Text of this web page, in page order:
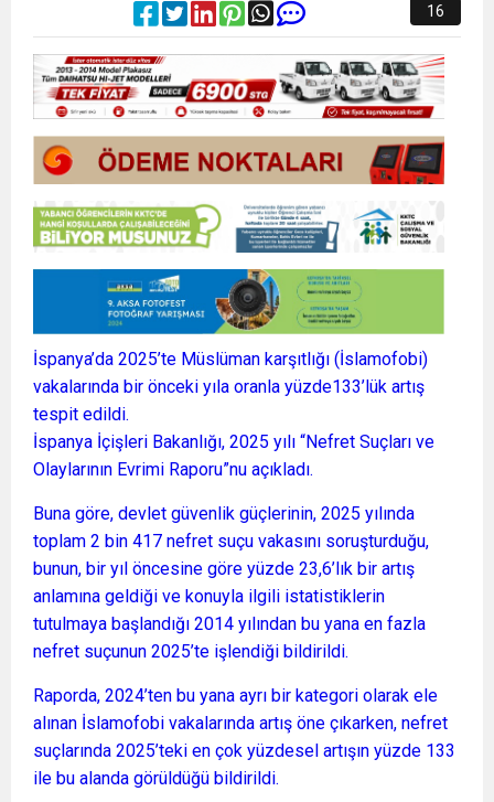
16
İspanya’da 2025’te Müslüman karşıtlığı (İslamofobi)
vakalarında bir önceki yıla oranla yüzde133’lük artış
tespit edildi.
İspanya İçişleri Bakanlığı, 2025 yılı “Nefret Suçları ve
Olaylarının Evrimi Raporu”nu açıkladı.
Buna göre, devlet güvenlik güçlerinin, 2025 yılında
toplam 2 bin 417 nefret suçu vakasını soruşturduğu,
bunun, bir yıl öncesine göre yüzde 23,6’lık bir artış
anlamına geldiği ve konuyla ilgili istatistiklerin
tutulmaya başlandığı 2014 yılından bu yana en fazla
nefret suçunun 2025’te işlendiği bildirildi.
Raporda, 2024’ten bu yana ayrı bir kategori olarak ele
alınan İslamofobi vakalarında artış öne çıkarken, nefret
suçlarında 2025’teki en çok yüzdesel artışın yüzde 133
ile bu alanda görüldüğü bildirildi.